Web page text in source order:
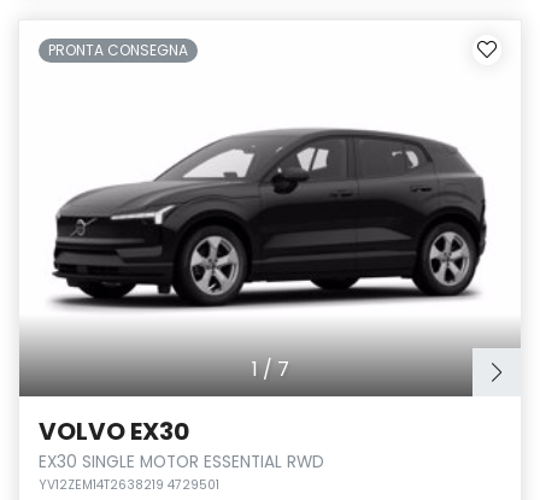
1/7
PRONTA CONSEGNA
VOLVO EX30
EX30 SINGLE MOTOR ESSENTIAL RWD
YV12ZEM14T2638219 4729501